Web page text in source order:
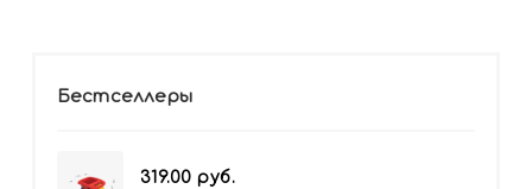
Бестселлеры
319.00 руб.